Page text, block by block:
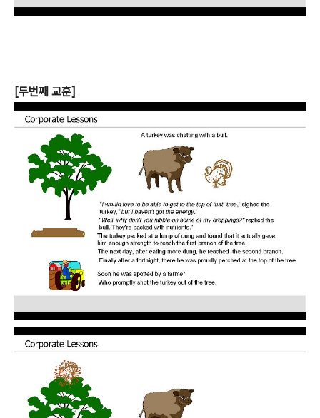
[두번째 교훈]